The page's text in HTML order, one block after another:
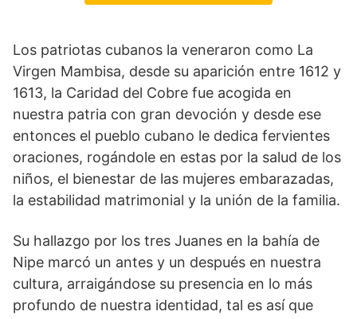
Los patriotas cubanos la veneraron como La
Virgen Mambisa, desde su aparición entre 1612 y
1613, la Caridad del Cobre fue acogida en
nuestra patria con gran devoción y desde ese
entonces el pueblo cubano le dedica fervientes
oraciones, rogándole en estas por la salud de los
niños, el bienestar de las mujeres embarazadas,
la estabilidad matrimonial y la unión de la familia.
Su hallazgo por los tres Juanes en la bahía de
Nipe marcó un antes y un después en nuestra
cultura, arraigándose su presencia en lo más
profundo de nuestra identidad, tal es así que